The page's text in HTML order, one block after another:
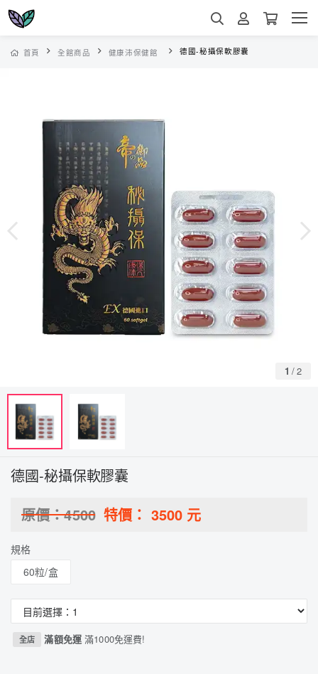
首頁 全館商品 健康沛保健館 德國-秘攝保軟膠囊
1 /2
德國-秘攝保軟膠囊
原價：4500 特價： 3500 元
規格
60粒/盒
全店 滿額免運滿1000免運費!